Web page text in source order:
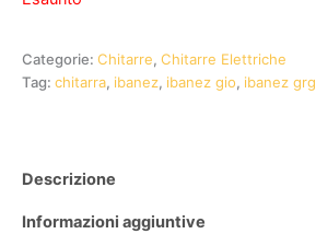
Categorie: Chitarre, Chitarre Elettriche
Tag: chitarra, ibanez, ibanez gio, ibanez grg
Descrizione
Informazioni aggiuntive